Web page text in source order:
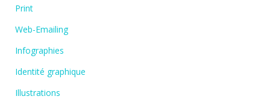
Print
Web-Emailing
Infographies
Identité graphique
Illustrations